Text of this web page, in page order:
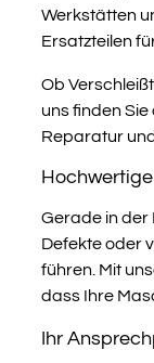
Werkstätten
Ersatzteilen
Ob
uns finden
Reparatur
Gerade in der
Defekte oder
führen. Mit
dass Ihre
Ihr